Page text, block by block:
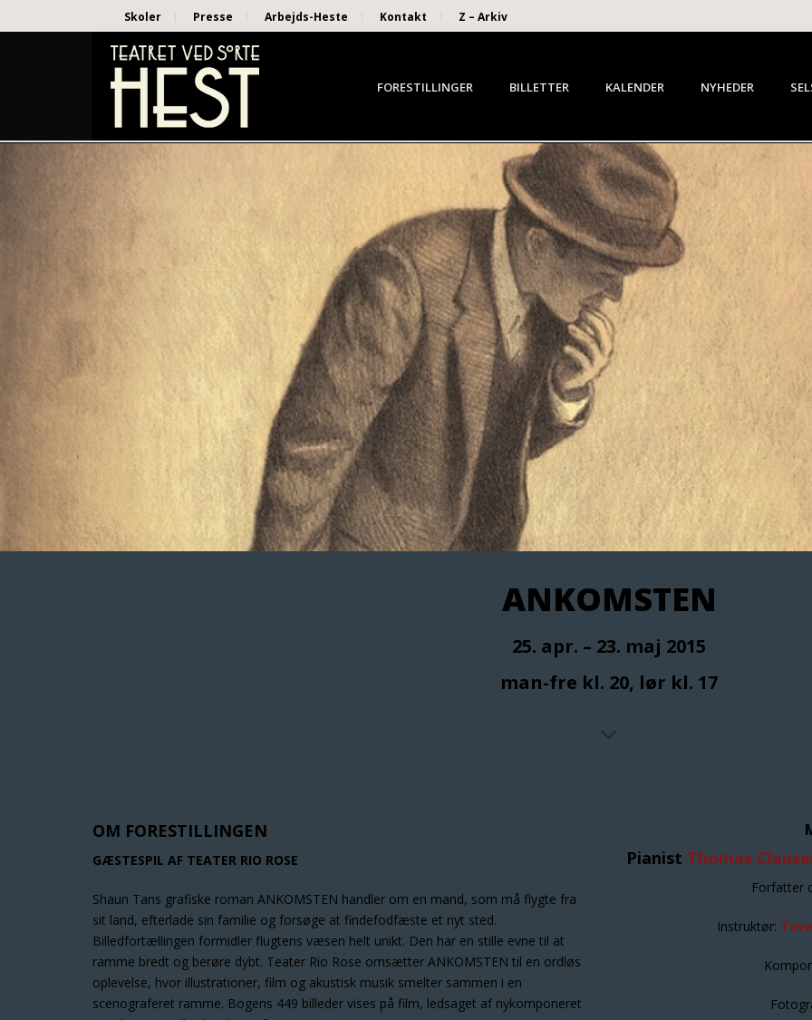
Skoler Presse Arbejds-Heste Kontakt Z – Arkiv
FORESTILLINGER BILLETTER KALENDER NYHEDER
ANKOMSTEN
25. apr. – 23. maj 2015
man-fre kl. 20, lør kl. 17
OM FORESTILLINGEN
GÆSTESPIL AF TEATER RIO ROSE
Shaun Tans grafiske roman ANKOMSTEN handler om en mand, som må flygte fra
sit land, efterlade sin familie og forsøge at findefodfæste et nyt sted.
Billedfortællingen formidler flugtens væsen helt unikt. Den har en stille evne til at
ramme bredt og berøre dybt. Teater Rio Rose omsætter ANKOMSTEN til en ordløs
oplevelse, hvor illustrationer, film og akustisk musik smelter sammen i en
scenograferet ramme. Bogens 449 billeder vises på film, ledsaget af nykomponeret
Pianist Thomas
Forfatter
Instruktør: